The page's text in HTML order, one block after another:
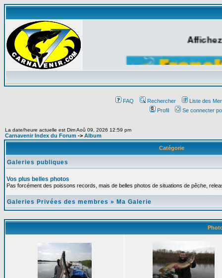
FAQ Rechercher
Liste des
Profil
Se connecter
La date/heure actuelle est Dim Aoû 09, 2026 12:59 pm
Carnavenir Index du Forum -> Album
Catégorie
Galeries publiques
Vos plus belles photos
Pas forcément des poissons records, mais de belles photos de situations de pêche,
Galeries Privées des membres » Ma Galerie